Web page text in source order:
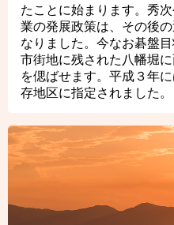
たことに始まります。秀
業の発展政策は、その後
なりました。今なお碁盤
市街地に残された八幡堀
を偲ばせます。平成３年
存地区に指定されました。